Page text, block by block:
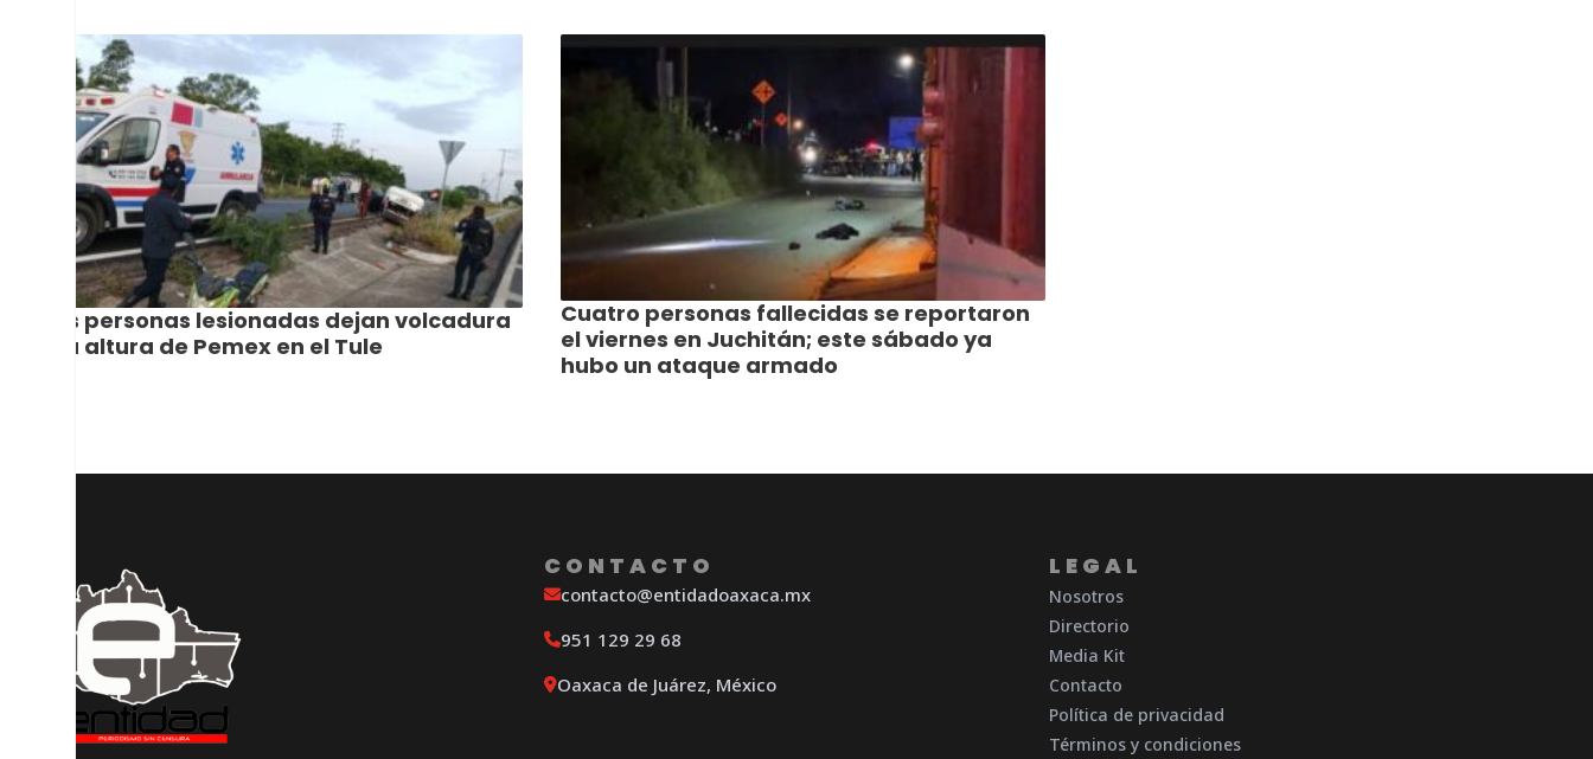
Dos personas lesionadas dejan volcadura
a la altura de Pemex en el Tule
Cuatro personas fallecidas se reportaron
el viernes en Juchitán; este sábado ya
hubo un ataque armado
CONTACTO
contacto@entidadoaxaca.mx
951 129 29 68
Oaxaca de Juárez, México
LEGAL
Nosotros
Directorio
Media Kit
Contacto
Política de privacidad
Términos y condiciones